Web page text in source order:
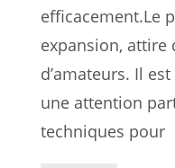
efficacement.Le
expansion, attire
d’amateurs. Il
une attention
techniques pour